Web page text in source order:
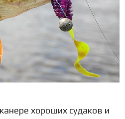
хороших судаков и